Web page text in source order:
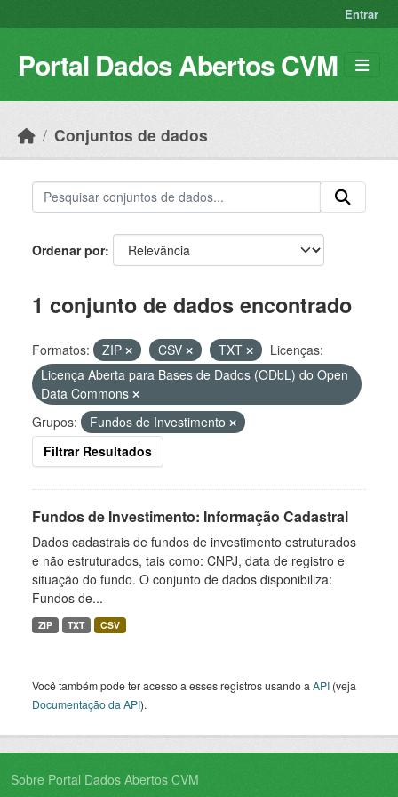
Entrar
Portal Dados Abertos CVM
Conjuntos de dados
Ordenar por
1 conjunto de dados encontrado
Formatos: ZIP CSV TXT
Licenças:
Licença Aberta para Bases de Dados (ODbL) do Open
Data Commons
Grupos:
Fundos de Investimento
Filtrar Resultados
Fundos de Investimento: Informação Cadastral
Dados cadastrais de fundos de investimento estruturados
e não estruturados, tais como: CNPJ, data de registro e
situação do fundo. O conjunto de dados disponibiliza:
Fundos de...
ZIP TXT CSV
Você também pode ter acesso a esses registros usando a API (veja
Documentação da API).
Sobre Portal Dados Abertos CVM